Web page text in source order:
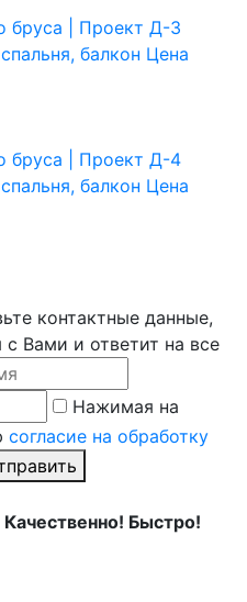
бруса | Проект Д-3
балкон Цена
бруса | Проект Д-4
балкон Цена
контактные данные,
Вами и ответит на все
Нажимая на
согласие на обработку
Быстро!